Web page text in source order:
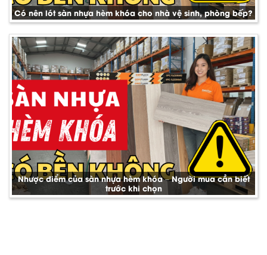
Có nên lót sàn nhựa hèm khóa cho nhà vệ sinh, phòng bếp?
Nhược điểm của sàn nhựa hèm khóa – Người mua cần biết
trước khi chọn